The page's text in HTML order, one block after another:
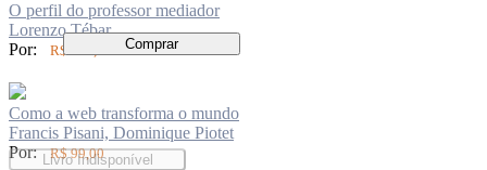
O perfil do professor mediador
Lorenzo Tébar
Por:
R$ 199,00 Comprar
Como a web transforma o mundo
Francis Pisani, Dominique Piotet
Por:
R$ 99,00
Livro Indisponível